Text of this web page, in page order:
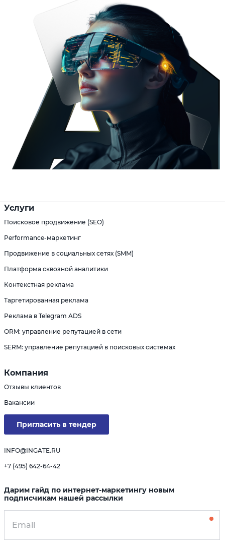
Услуги
Поисковое продвижение (SEO)
Performance-маркетинг
Продвижение в социальных сетях (SMM)
Платформа сквозной аналитики
Контекстная реклама
Таргетированная реклама
Реклама в Telegram ADS
ORM: управление репутацией в сети
SERM: управление репутацией в поисковых системах
Компания
Отзывы клиентов
Вакансии
Пригласить в тендер
INFO@INGATE.RU
+7 (495) 642-64-42
Дарим гайд по интернет-маркетингу новым
подписчикам нашей рассылки